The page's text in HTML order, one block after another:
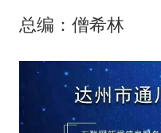
总编：僧希林